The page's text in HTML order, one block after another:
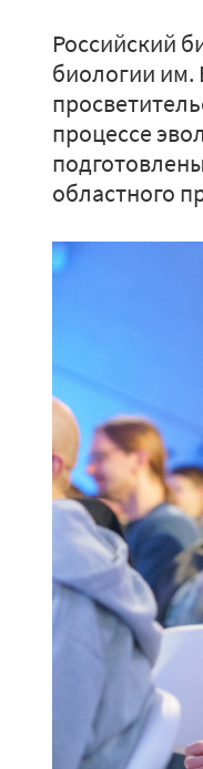
Российский
биологии им.
процессе
областного